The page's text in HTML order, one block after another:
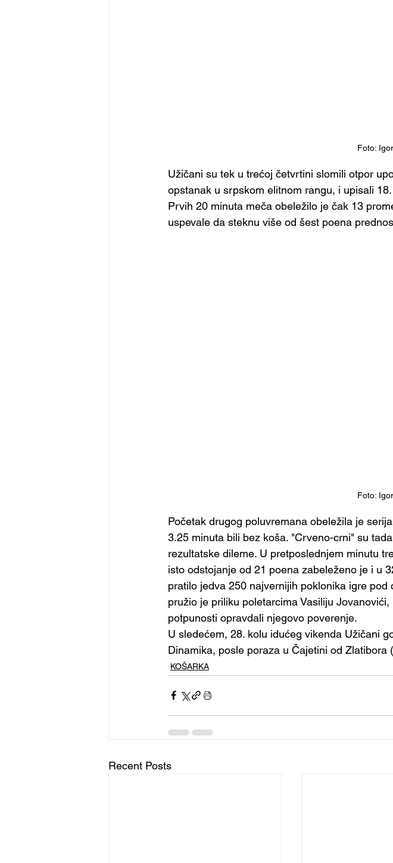
Foto:
Užičani su tek u trećoj četvrtini slomili otpor
opstanak u srpskom elitnom rangu, i upisali
Prvih 20 minuta meča obeležilo je čak 13
uspevale da steknu više od šest poena
Foto:
Početak drugog poluvremana obeležila je
3.25 minuta bili bez koša. "Crveno-crni" su
rezultatske dileme. U pretposlednjem minutu
isto odstojanje od 21 poena zabeleženo je i u
pratilo jedva 250 najvernijih poklonika igre
pružio je priliku poletarcima Vasiliju
potpunosti opravdali njegovo poverenje.
U sledećem, 28. kolu idućeg vikenda Užičani
Dinamika, posle poraza u Čajetini od Zlatibora
KOŠARKA
Recent Posts